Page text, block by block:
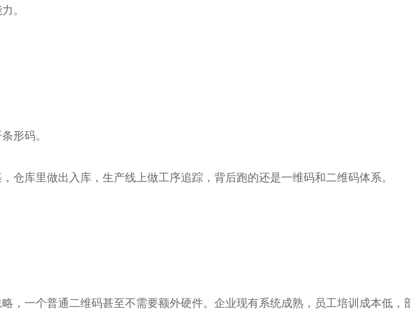
。
形码。
仓库里做出入库，生产线上做工序追踪，背后跑的还是一维码和二维码体系。
，一个普通二维码甚至不需要额外硬件。企业现有系统成熟，员工培训成本低，